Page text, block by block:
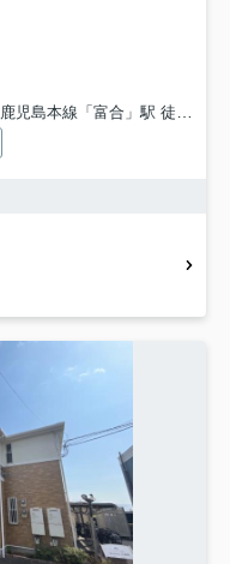
鹿児島本線「富合」駅 徒歩10分